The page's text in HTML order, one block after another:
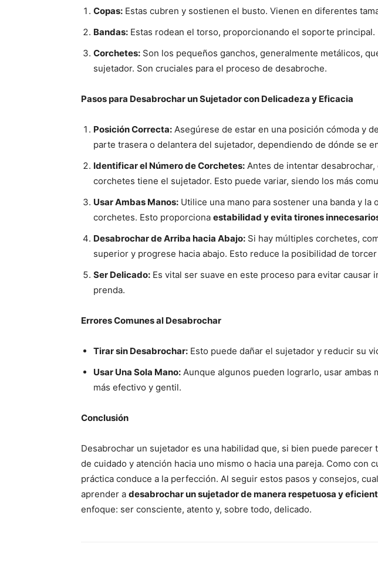
Copas: Estas cubren y sostienen el busto. Vienen en diferentes
Bandas: Estas rodean el torso, proporcionando el soporte principal.
Corchetes: Son los pequeños ganchos, generalmente metálicos,
sujetador. Son cruciales para el proceso de desabroche.
Pasos para Desabrochar un Sujetador con Delicadeza y Eficacia
Posición Correcta: Asegúrese de estar en una posición cómoda y
parte trasera o delantera del sujetador, dependiendo de dónde se
Identificar el Número de Corchetes: Antes de intentar
corchetes tiene el sujetador. Esto puede variar, siendo los más
Usar Ambas Manos: Utilice una mano para sostener una banda y la
corchetes. Esto proporciona estabilidad y evita tirones
Desabrochar de Arriba hacia Abajo: Si hay múltiples corchetes,
superior y progrese hacia abajo. Esto reduce la posibilidad de torcer
Ser Delicado: Es vital ser suave en este proceso para evitar causar
prenda.
Errores Comunes al Desabrochar
Tirar sin Desabrochar: Esto puede dañar el sujetador y reducir su
Usar Una Sola Mano: Aunque algunos pueden lograrlo, usar ambas
más efectivo y gentil.
Conclusión
Desabrochar un sujetador es una habilidad que, si bien puede
de cuidado y atención hacia uno mismo o hacia una pareja. Como con
práctica conduce a la perfección. Al seguir estos pasos y consejos,
aprender a desabrochar un sujetador de manera respetuosa y
enfoque: ser consciente, atento y, sobre todo, delicado.